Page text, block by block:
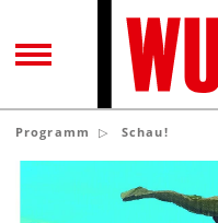
TOGGLE
Programm Schau!